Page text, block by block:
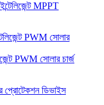
MPPT
PWM সোলার চার্জ